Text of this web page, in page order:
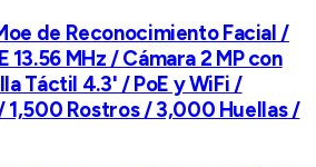
de Reconocimiento Facial /
13.56 MHz / Cámara 2 MP con
Táctil 4.3' / PoE y WiFi /
1,500 Rostros / 3,000 Huellas /